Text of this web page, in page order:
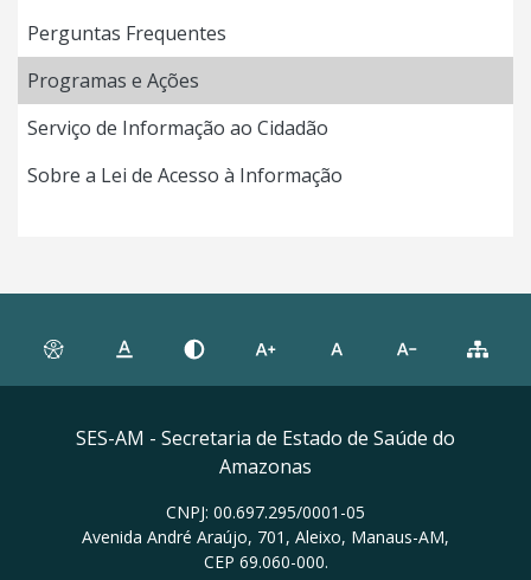
Perguntas Frequentes
Programas e Ações
Serviço de Informação ao Cidadão
Sobre a Lei de Acesso à Informação
SES-AM - Secretaria de Estado de Saúde do
Amazonas
CNPJ: 00.697.295/0001-05
Avenida André Araújo, 701, Aleixo, Manaus-AM,
CEP 69.060-000.